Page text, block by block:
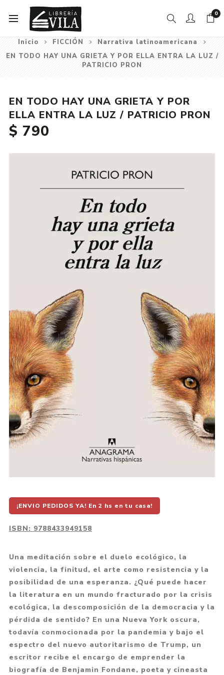
0
Inicio FICCIÓN
Narrativa latinoamericana
EN TODO HAY UNA GRIETA Y POR ELLA ENTRA LA LUZ /
PATRICIO PRON
EN TODO HAY UNA GRIETA Y POR
ELLA ENTRA LA LUZ / PATRICIO PRON
$ 790
¡ENVIO PEDIDOS YA! En 2 hs en tu casa!
ISBN: 9788433949158
Una meditación sobre el duelo ecológico, la
violencia, la finitud, el arte como resistencia y la
posibilidad de una esperanza. ¿Qué puede hacer
la literatura en un mundo fracturado por la crisis
ecológica, la descomposición de la democracia y la
pérdida de sentido? En una Nueva York oscura,
todavía conmocionada por la pandemia y bajo el
espectro del nuevo autoritarismo de Trump, un
escritor recibe el encargo de emprender la
biografía de Benjamin Fondane, poeta y cineasta